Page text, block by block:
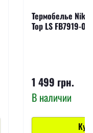
Термобелье Nike
Top LS FB7919-010
1 499 грн.
В наличии